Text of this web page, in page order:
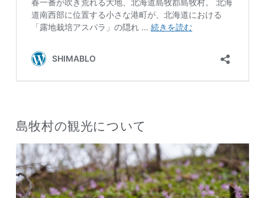
島牧村の観光について